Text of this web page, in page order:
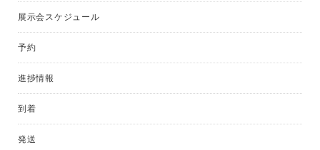
展示会スケジュール
予約
進捗情報
到着
発送